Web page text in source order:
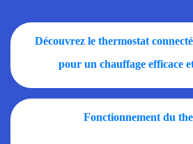
Découvrez le thermostat
pour un chauffage efficace
Fonctionnement du